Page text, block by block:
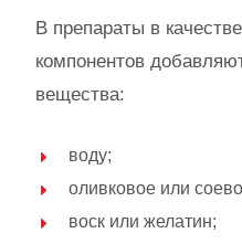
В препараты в
компонентов
вещества:
воду;
оливковое или
воск или желатин;